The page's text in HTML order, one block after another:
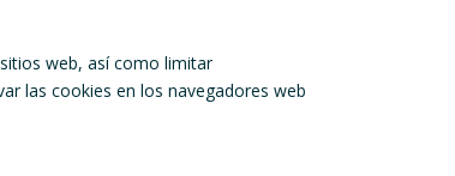
web, así como limitar
las cookies en los navegadores web